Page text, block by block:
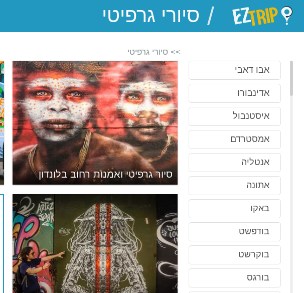
EZTrip
/
אבו דאבי
אדינבורו
איסטנבול
אמסטרדם
אנטליה
אתונה
באקו
בודפשט
בוקרשט
בורגס
>> סיורי גרפיטי
סיור גרפיטי ואמנות רחוב בלונדון